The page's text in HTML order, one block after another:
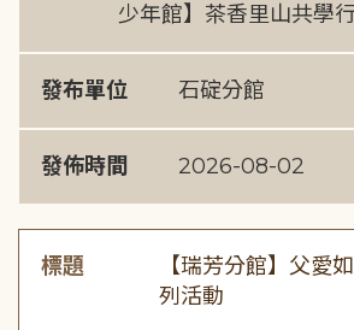
少年館】茶香里山共學
發布單位 石碇分館
發佈時間 2026-08-02
標題
【瑞芳分館】父愛
列活動